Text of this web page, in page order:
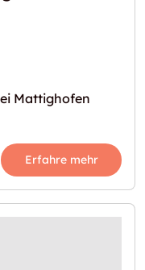
Mattighofen
Erfahre mehr